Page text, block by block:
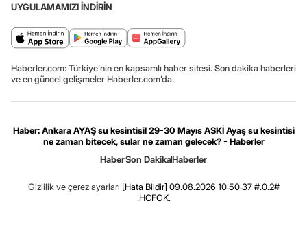
UYGULAMAMIZI İNDİRİN
Haberler.com: Türkiye’nin en kapsamlı haber sitesi. Son dakika haberleri
ve en güncel gelişmeler Haberler.com’da.
Haber: Ankara AYAŞ su kesintisi! 29-30 Mayıs ASKİ Ayaş su kesintisi
ne zaman bitecek, sular ne zaman gelecek? - Haberler
HaberSon DakikaHaberler
Gizlilik ve çerez ayarları [Hata Bildir] 09.08.2026 10:50:37 #.0.2#
.HCFOK.